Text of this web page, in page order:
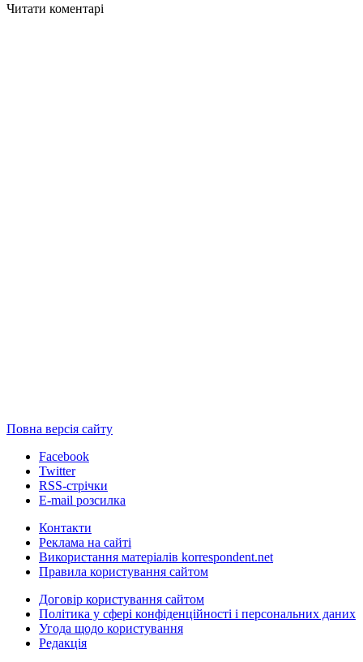
Читати коментарі
Повна версія сайту
Facebook
Twitter
RSS-стрічки
E-mail розсилка
Контакти
Реклама на сайті
Використання матеріалів korrespondent.net
Правила користування сайтом
Договір користування сайтом
Політика у сфері конфіденційності і персональних даних
Угода щодо користування
Редакція